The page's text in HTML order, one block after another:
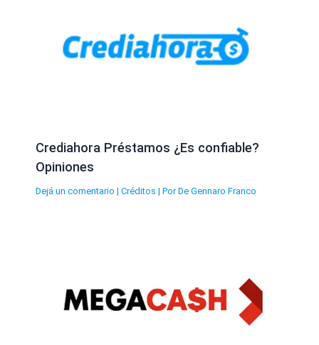
Crediahora Préstamos ¿Es confiable?
Opiniones
Dejá un comentario | Créditos | Por De Gennaro Franco